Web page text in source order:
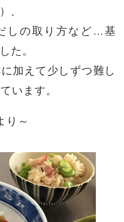
、
しの取り方など…基
た。
加えて少しずつ難し
います。
り～